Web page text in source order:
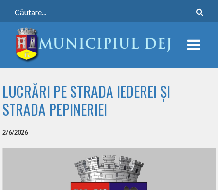
LUCRĂRI PE STRADA IEDEREI ȘI
STRADA PEPINERIEI
2/6/2026